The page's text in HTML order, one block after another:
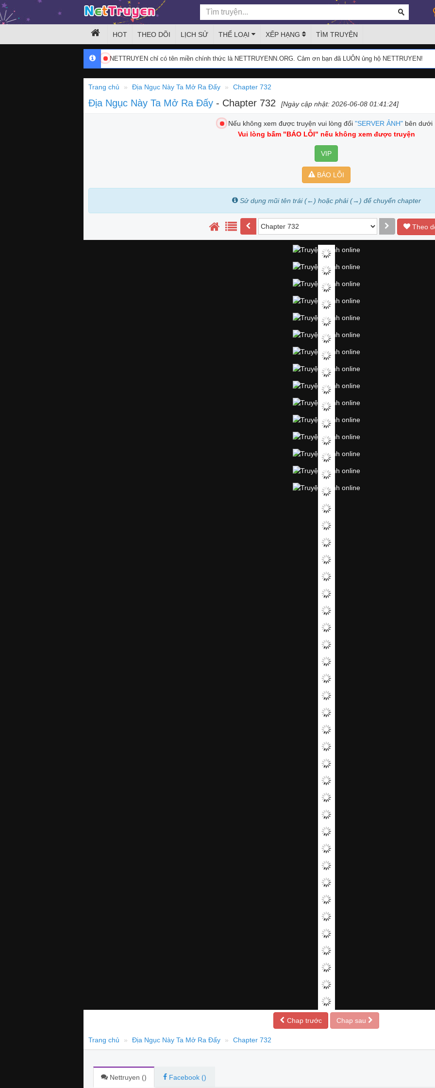
HOT THEO DÕI LỊCH SỬ THỂ LOẠI XẾP HẠNG TÌM TRUYỆN
NETTRUYEN chỉ có tên miền chính thức là NETTRUYENN.ORG. Cảm ơn bạn đã LUÔN ủng hộ NETTRUYEN!
Trang chủ Địa Ngục Này Ta Mở Ra Đấy Chapter 732
Địa Ngục Này Ta Mở Ra Đấy - Chapter 732 [Ngày cập nhật: 2026-06-08 01:41:24]
Nếu không xem được truyện vui lòng đổi "SERVER ẢNH" bên dưới
Vui lòng bấm "BÁO LỖI" nếu không xem được truyện
VIP
BÁO LỖI
Sử dụng mũi tên trái (←) hoặc phải (→) để chuyển chapter
Theo
Chap trước Chap sau
Trang chủ Địa Ngục Này Ta Mở Ra Đấy Chapter 732
Nettruyen () Facebook ()